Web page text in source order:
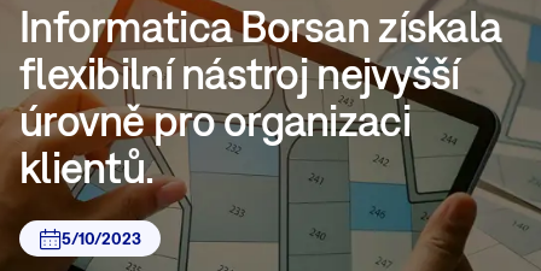
Informatica Borsan získala
flexibilní nástroj nejvyšší
úrovně pro organizaci
klientů.
5/10/2023